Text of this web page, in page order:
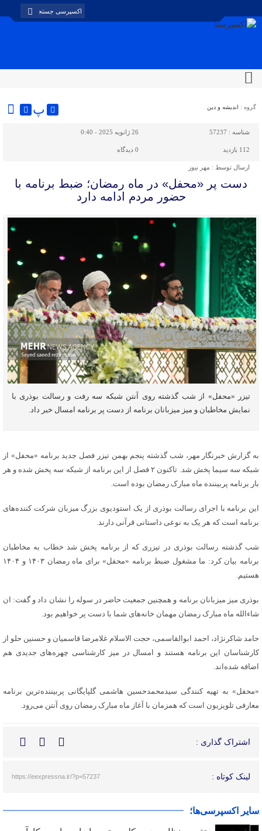
گروه : اندیشه و دین پ
شناسه : 57237 26 ژانویه 2025 - 0:40
112 بازدید 0 دیدگاه
ارسال توسط : مهر نیوز
دست پر «محفل» در ماه رمضان؛ ضبط برنامه با
حضور مردم ادامه دارد
تیزر «محفل» از شب گذشته روی آنتن شبکه سه رفت و رسالت بوذری با
نمایش مخاطبان و میز میزبانان برنامه از دست پر برنامه امسال خبر داد.
به گزارش خبرنگار مهر، شب گذشته پنجم بهمن تیزر فصل جدید برنامه «محفل» از
شبکه سه سیما پخش شد. تاکنون ۲ فصل از این برنامه از شبکه سه پخش شده و هر
بار برنامه پربیننده ماه مبارک رمضان بوده است.
این برنامه با اجرای رسالت بوذری از یک استودیوی بزرگ میزبان شرکت کننده‌های
برنامه است که هر یک به نوعی داستانی قرآنی دارند.
شب گذشته رسالت بوذری در تیزری که از برنامه پخش شد خطاب به مخاطبان
برنامه بیان کرد: ما مشغول ضبط برنامه «محفل» برای ماه رمضان ۱۴۰۳ و ۱۴۰۴
هستیم.
بوذری میز میزبانان برنامه و همچنین جمعیت حاضر در سوله را نشان داد و گفت: ان
شاءالله ماه مبارک رمضان مهمان خانه‌های شما با دست پر خواهیم بود.
حامد شاکرنژاد، احمد ابوالقاسمی، حجت الاسلام غلامرضا قاسمیان و حسنین حلو از
کارشناسان این برنامه هستند و امسال در میز کارشناسی چهره‌های جدیدی هم
اضافه شده‌اند.
«محفل» به تهیه کنندگی سیدمحمدحسین هاشمی گلپایگانی پربیننده‌ترین برنامه
معارفی تلویزیون است که همزمان با آغاز ماه مبارک رمضان روی آنتن می‌رود.
اشتراک گذاری :
لینک کوتاه : https://eexpressna.ir/?p=57237
سایر اکسپرسی‌ها؛